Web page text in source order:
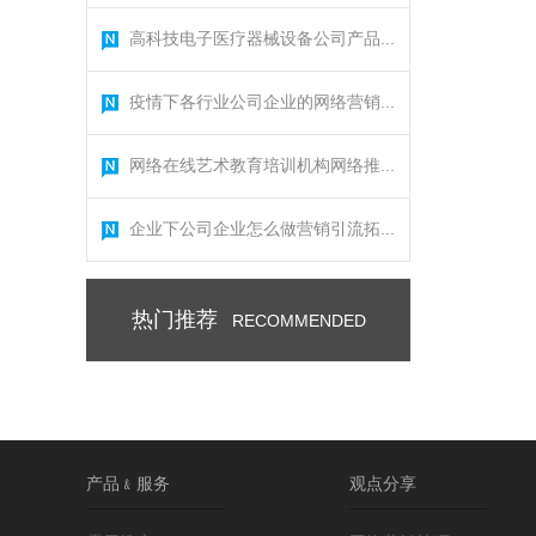
高科技电子医疗器械设备公司产品...
疫情下各行业公司企业的网络营销...
网络在线艺术教育培训机构网络推...
企业下公司企业怎么做营销引流拓...
热门推荐 RECOMMENDED
产品﹠服务 观点分享